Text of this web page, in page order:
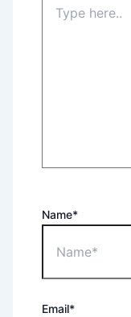
Name*
Email*